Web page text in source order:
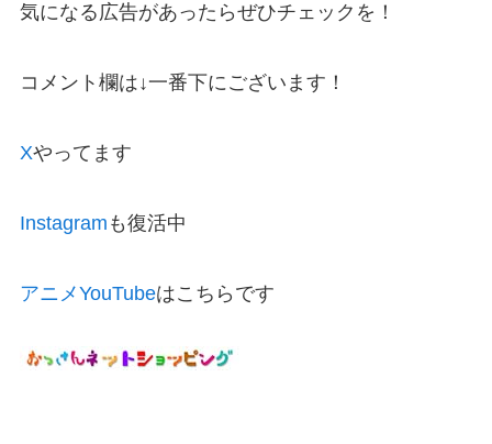
気になる広告があったらぜひチェックを！
コメント欄は↓一番下にございます！
Xやってます
Instagram も復活中
アニメYouTubeはこちらです